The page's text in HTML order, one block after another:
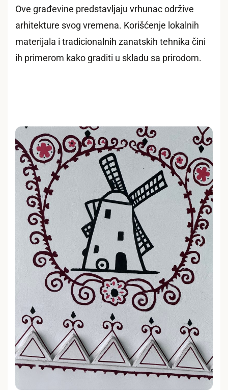
Ove građevine predstavljaju vrhunac održive
arhitekture svog vremena. Korišćenje lokalnih
materijala i tradicionalnih zanatskih tehnika čini
ih primerom kako graditi u skladu sa prirodom.